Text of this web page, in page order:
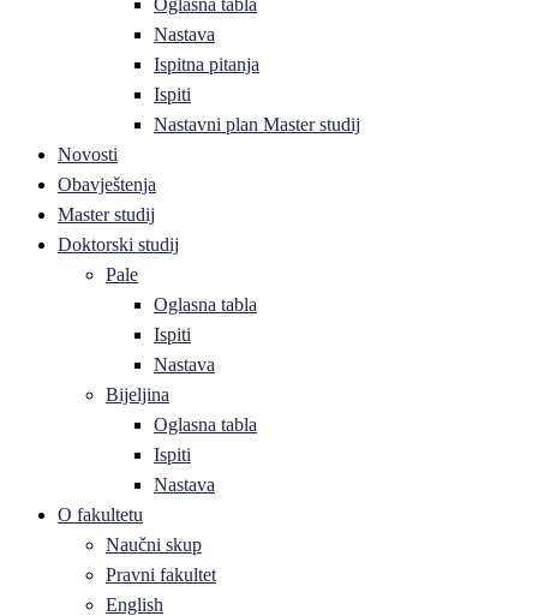
Oglasna tabla
Nastava
Ispitna pitanja
Ispiti
Nastavni plan Master studij
Novosti
Obavještenja
Master studij
Doktorski studij
Pale
Oglasna tabla
Ispiti
Nastava
Bijeljina
Oglasna tabla
Ispiti
Nastava
O fakultetu
Naučni skup
Pravni fakultet
English